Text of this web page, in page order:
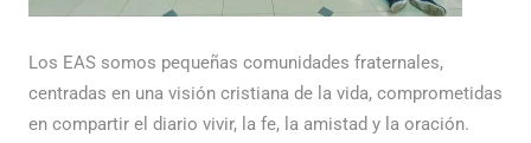
Los EAS somos pequeñas comunidades fraternales,
centradas en una visión cristiana de la vida, comprometidas
en compartir el diario vivir, la fe, la amistad y la oración.